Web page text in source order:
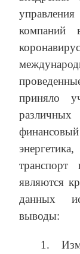
компаний
приняло
являются
данных
выводы:
1.